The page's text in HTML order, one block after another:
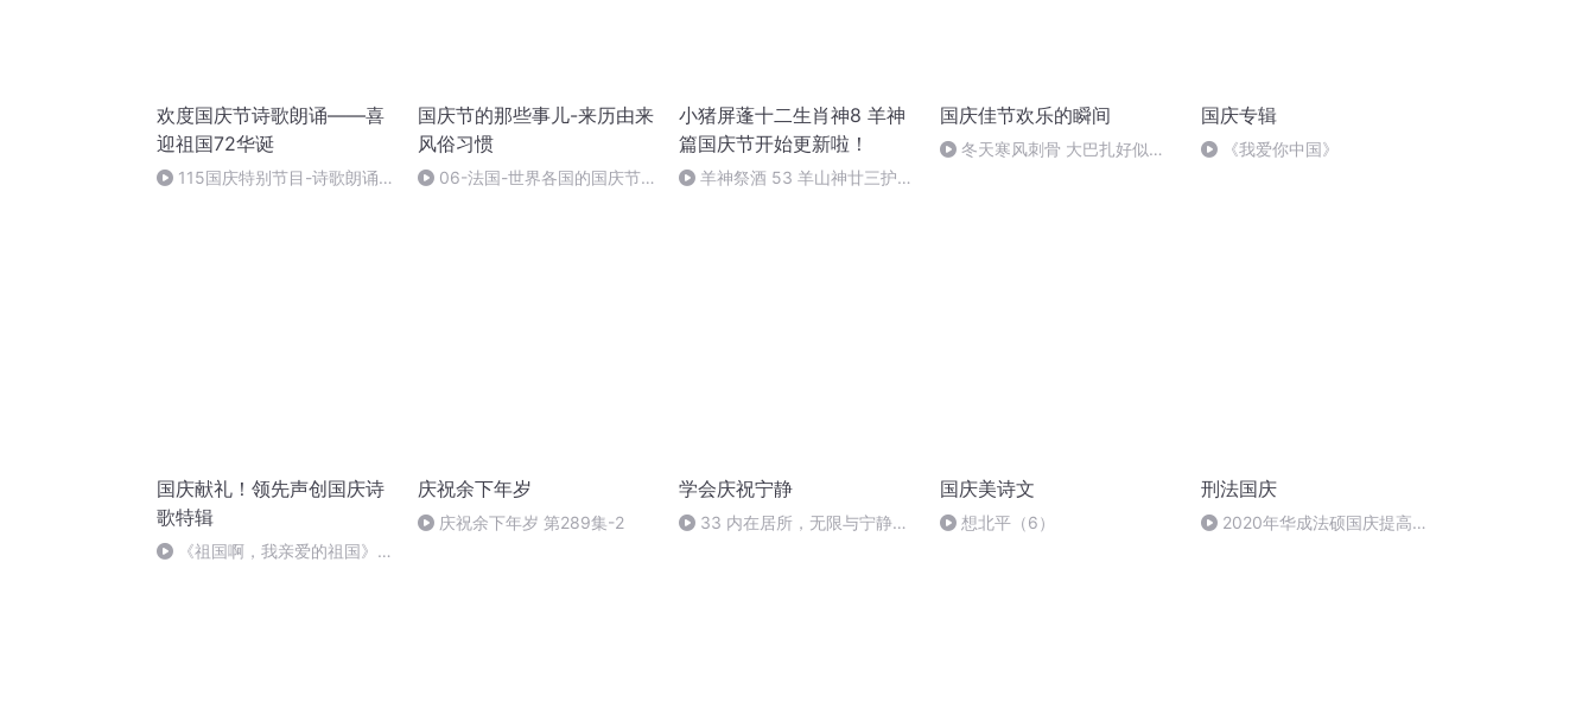
欢度国庆节诗歌朗诵——喜
迎祖国72华诞
115国庆特别节目-诗歌朗诵-
国庆节的那些事儿-来历由来
风俗习惯
06-法国-世界各国的国庆节-
小猪屏蓬十二生肖神8 羊神
篇国庆节开始更新啦！
羊神祭酒 53 羊山神廿三护祭
国庆佳节欢乐的瞬间
冬天寒风刺骨 大巴扎好似温
国庆专辑
《我爱你中国》
国庆献礼！领先声创国庆诗
歌特辑
《祖国啊，我亲爱的祖国》温
庆祝余下年岁
庆祝余下年岁 第289集-2
学会庆祝宁静
33 内在居所，无限与宁静
国庆美诗文
想北平（6）
刑法国庆
2020年华成法硕国庆提高班